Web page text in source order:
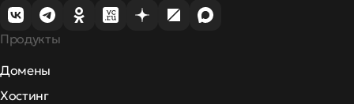
Продукты
Домены
Хостинг